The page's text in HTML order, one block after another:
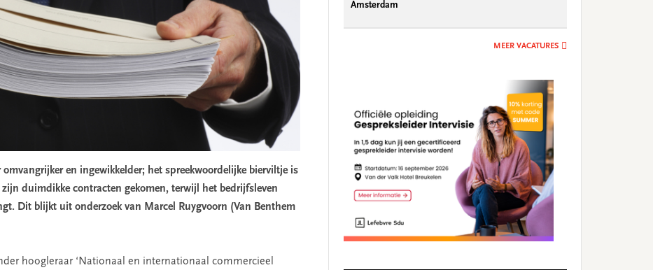
en ingewikkelder; het spreekwoordelijke bierviltje is
duimdikke contracten gekomen, terwijl het bedrijfsleven
Dit blijkt uit onderzoek van Marcel Ruygvoorn (Van Benthem
hoogleraar ‘Nationaal en internationaal commercieel
Amsterdam
MEER VACATURES